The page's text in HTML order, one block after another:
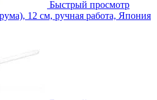
Быстрый просмотр
12 см, ручная работа, Япония